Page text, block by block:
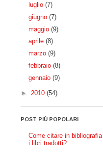
luglio (7)
giugno (7)
maggio (9)
aprile (8)
marzo (9)
febbraio (8)
gennaio (9)
► 2010 (54)
POST PIÙ POPOLARI
Come citare in bibliografia
i libri tradotti?